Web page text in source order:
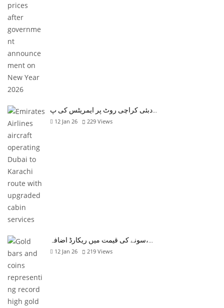
12 Jan 26 229 Views
سونے کی قیمت میں ریکارڈ اضافہ،…
12 Jan 26 219 Views